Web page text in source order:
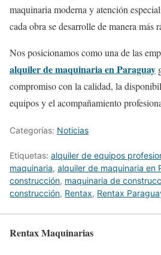
maquinaria moderna y atención
cada obra se desarrolle de manera más
Nos posicionamos como una de las
alquiler de maquinaria en Paraguay
compromiso con la calidad, la
equipos y el acompañamiento
Categorías: Noticias
Etiquetas: alquiler de equipos
maquinaria, alquiler de maquinaria en
construcción, maquinaria de
construcción, Rentax, Rentax
Rentax Maquinarias